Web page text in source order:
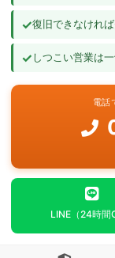
よくあるご質問
✓復旧できなけれ
✓しつこい営業は
電話
LINE（24時間